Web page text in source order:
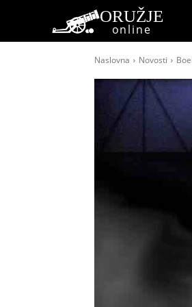
ORUŽJE
online
Naslovna Novosti